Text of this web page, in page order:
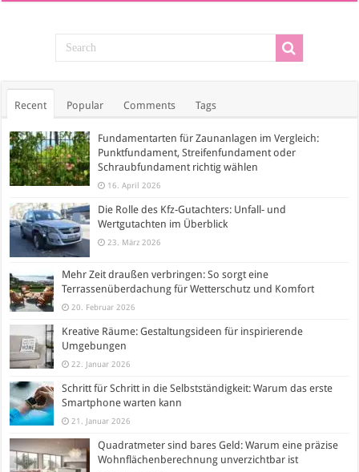
Recent Popular Comments Tags
Fundamentarten für Zaunanlagen im Vergleich:
Punktfundament, Streifenfundament oder
Schraubfundament richtig wählen
16. April 2026
Die Rolle des Kfz-Gutachters: Unfall- und
Wertgutachten im Überblick
23. März 2026
Mehr Zeit draußen verbringen: So sorgt eine
Terrassenüberdachung für Wetterschutz und Komfort
20. Februar 2026
Kreative Räume: Gestaltungsideen für inspirierende
Umgebungen
22. Januar 2026
Schritt für Schritt in die Selbstständigkeit: Warum das erste
Smartphone warten kann
21. Januar 2026
Quadratmeter sind bares Geld: Warum eine präzise
Wohnflächenberechnung unverzichtbar ist